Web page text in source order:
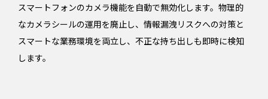
スマートフォンのカメラ機能を自動で無効化します。物理的
なカメラシールの運用を廃止し、情報漏洩リスクへの対策と
スマートな業務環境を両立し、不正な持ち出しも即時に検知
します。